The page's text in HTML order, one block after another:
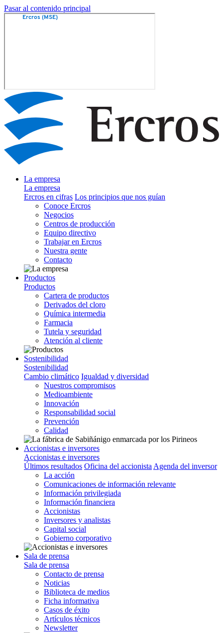
Pasar al contenido principal
La empresa
La empresa
Ercros en cifras Los principios que nos guían
Conoce Ercros
Negocios
Centros de producción
Equipo directivo
Trabajar en Ercros
Nuestra gente
Contacto
Productos
Productos
Cartera de productos
Derivados del cloro
Química intermedia
Farmacia
Tutela y seguridad
Atención al cliente
Sostenibilidad
Sostenibilidad
Cambio climático Igualdad y diversidad
Nuestros compromisos
Medioambiente
Innovación
Responsabilidad social
Prevención
Calidad
Accionistas e inversores
Accionistas e inversores
Últimos resultados Oficina del accionista Agenda del inversor
La acción
Comunicaciones de información relevante
Información privilegiada
Información financiera
Accionistas
Inversores y analistas
Capital social
Gobierno corporativo
Sala de prensa
Sala de prensa
Contacto de prensa
Noticias
Biblioteca de medios
Ficha informativa
Casos de éxito
Artículos técnicos
Newsletter